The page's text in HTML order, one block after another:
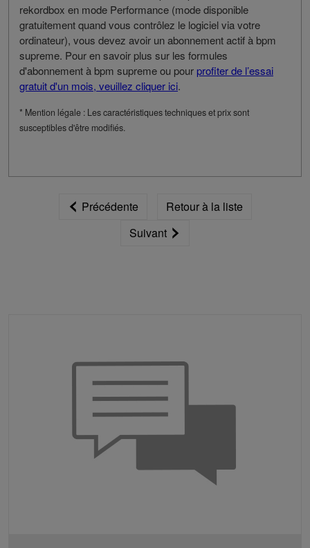
rekordbox en mode Performance (mode disponible
gratuitement quand vous contrôlez le logiciel via votre
ordinateur), vous devez avoir un abonnement actif à bpm
supreme. Pour en savoir plus sur les formules
d'abonnement à bpm supreme ou pourprofiter de l’essai
gratuit d'un mois, veuillez cliquer ici.
* Mention légale : Les caractéristiques techniques et prix sont
susceptibles d'être modifiés.
Précédente
Retour à la liste
Suivant